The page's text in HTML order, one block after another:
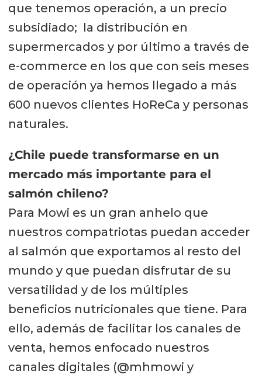
que tenemos operación, a un precio
subsidiado; la distribución en
supermercados y por último a través de
e-commerce en los que con seis meses
de operación ya hemos llegado a más
600 nuevos clientes HoReCa y personas
naturales.
¿Chile puede transformarse en un
mercado más importante para el
salmón chileno?
Para Mowi es un gran anhelo que
nuestros compatriotas puedan acceder
al salmón que exportamos al resto del
mundo y que puedan disfrutar de su
versatilidad y de los múltiples
beneficios nutricionales que tiene. Para
ello, además de facilitar los canales de
venta, hemos enfocado nuestros
canales digitales (@mhmowi y